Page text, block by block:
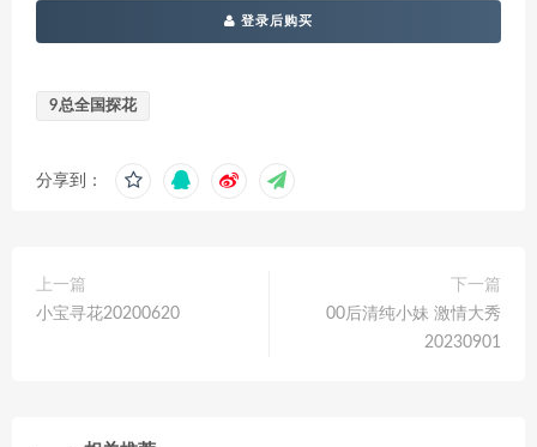
登录后购买
9总全国探花
分享到：
上一篇
小宝寻花20200620
下一篇
00后清纯小妹 激情大秀
20230901